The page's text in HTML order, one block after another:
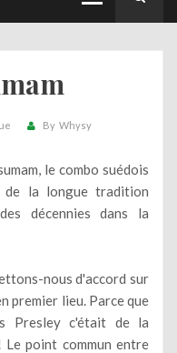
By Whysy
le combo suédois
la longue tradition
décennies dans la
nous d'accord sur
premier lieu. Parce que
Presley c'était de la
Le point commun entre